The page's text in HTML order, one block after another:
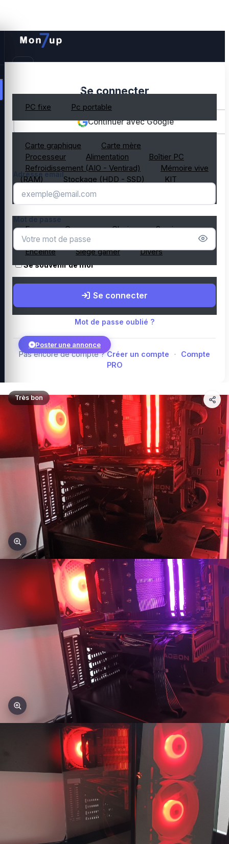
PC gamer occasion
PC fixe Pc portable
Composant PC occasion
Carte graphique
Carte mère
Processeur
Alimentation
Boîtier PC
Refroidissement (AIO - Ventirad)
Mémoire vive
(RAM)
Stockage (HDD - SSD)
KIT
composant PC gamer
Ecran Casque Clavier
Souris
Microphone
Webcam
Enceinte
Siège gamer Divers
Top PC gamer : Intel / AMD
Composants PC gamer
Poster une annonce
Connexion
Se connecter
Continuer avec Google
OU
Adresse email
Se souvenir de moi
Se connecter
Mot de passe oublié ?
Pas encore de compte ? Créer un compte ·
Compte
PRO
Très bon